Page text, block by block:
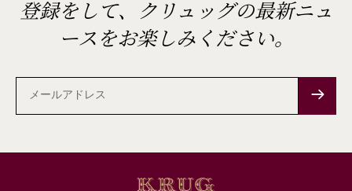
ースをお楽しみください。
メ
ー
ル
ア
ド